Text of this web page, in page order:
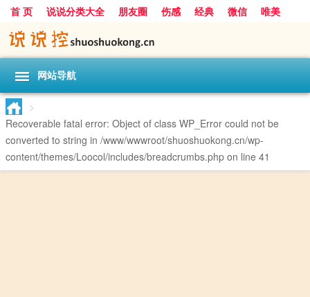
首 页 说说分类大全 朋友圈 伤感 经典 微信
唯美
励志
爱情 搞笑
网站导航
>
Recoverable fatal error: Object of class WP_Error could not be
converted to string in /www/wwwroot/shuoshuokong.cn/wp-
content/themes/Loocol/includes/breadcrumbs.php on line 41